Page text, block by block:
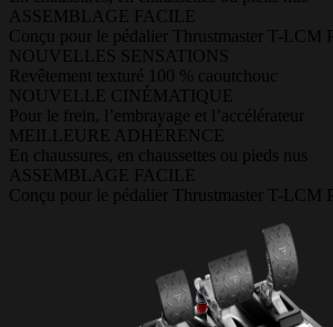
ASSEMBLAGE FACILE
Conçu pour le pédalier Thrustmaster T-LCM
NOUVELLES SENSATIONS
Revêtement texturé 100 % caoutchouc
NOUVELLE CINÉMATIQUE
Pour le frein, l’embrayage et l’accélérateur
MEILLEURE ADHÉRENCE
En chaussures, en chaussettes ou pieds nus
ASSEMBLAGE FACILE
Conçu pour le pédalier Thrustmaster T-LCM